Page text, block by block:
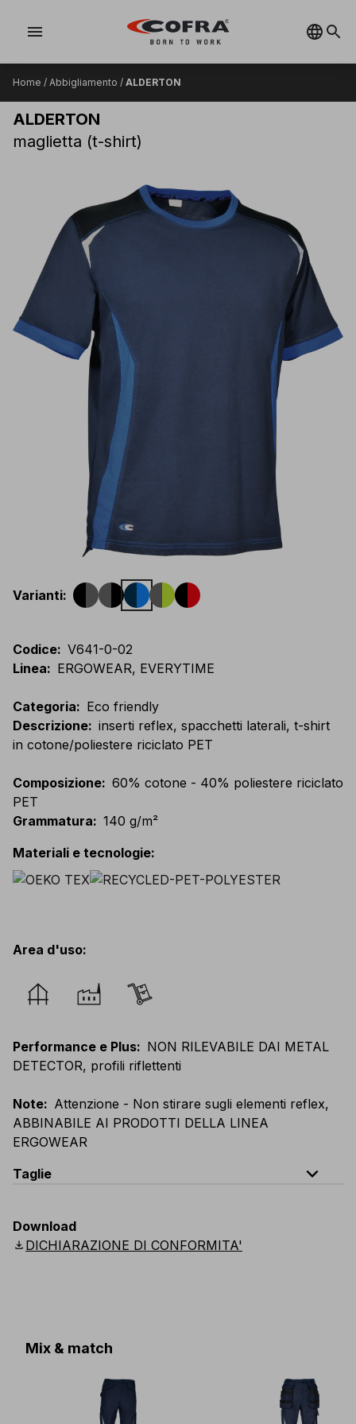
menu
Home / Abbigliamento / ALDERTON
ALDERTON
maglietta (t-shirt)
Varianti:
Codice: V641-0-02
Linea: ERGOWEAR, EVERYTIME
Categoria: Eco friendly
Descrizione: inserti reflex, spacchetti laterali, t-shirt
in cotone/poliestere riciclato PET
Composizione: 60% cotone - 40% poliestere riciclato
PET
Grammatura: 140 g/m²
Materiali e tecnologie:
Area d'uso:
Performance e Plus: NON RILEVABILE DAI METAL
DETECTOR, profili riflettenti
Note: Attenzione - Non stirare sugli elementi reflex,
ABBINABILE AI PRODOTTI DELLA LINEA
ERGOWEAR
Taglie
expand_less
Scandinavian
Download
download DICHIARAZIONE DI CONFORMITA'
Mix & match